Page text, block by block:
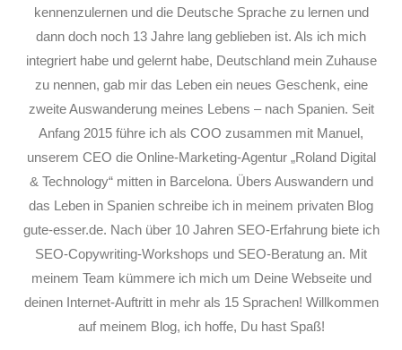
kennenzulernen und die Deutsche Sprache zu lernen und
dann doch noch 13 Jahre lang geblieben ist. Als ich mich
integriert habe und gelernt habe, Deutschland mein Zuhause
zu nennen, gab mir das Leben ein neues Geschenk, eine
zweite Auswanderung meines Lebens – nach Spanien. Seit
Anfang 2015 führe ich als COO zusammen mit Manuel,
unserem CEO die Online-Marketing-Agentur „Roland Digital
& Technology“ mitten in Barcelona. Übers Auswandern und
das Leben in Spanien schreibe ich in meinem privaten Blog
gute-esser.de. Nach über 10 Jahren SEO-Erfahrung biete ich
SEO-Copywriting-Workshops und SEO-Beratung an. Mit
meinem Team kümmere ich mich um Deine Webseite und
deinen Internet-Auftritt in mehr als 15 Sprachen! Willkommen
auf meinem Blog, ich hoffe, Du hast Spaß!